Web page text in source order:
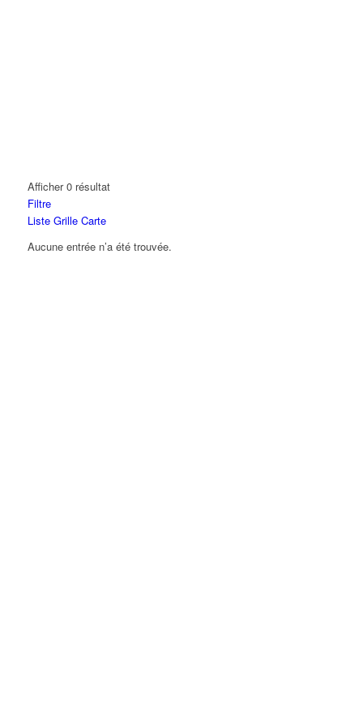
Afficher 0 résultat
Filtre
Liste Grille Carte
Aucune entrée n’a été trouvée.